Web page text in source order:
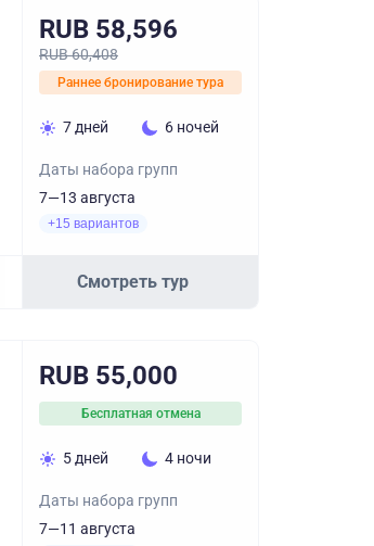
RUB 58,596
RUB 60,408
Раннее бронирование тура
7 дней 6 ночей
Даты набора групп
7—13 августа
+15 вариантов
Смотреть тур
RUB 55,000
Бесплатная отмена
5 дней 4 ночи
Даты набора групп
7—11 августа